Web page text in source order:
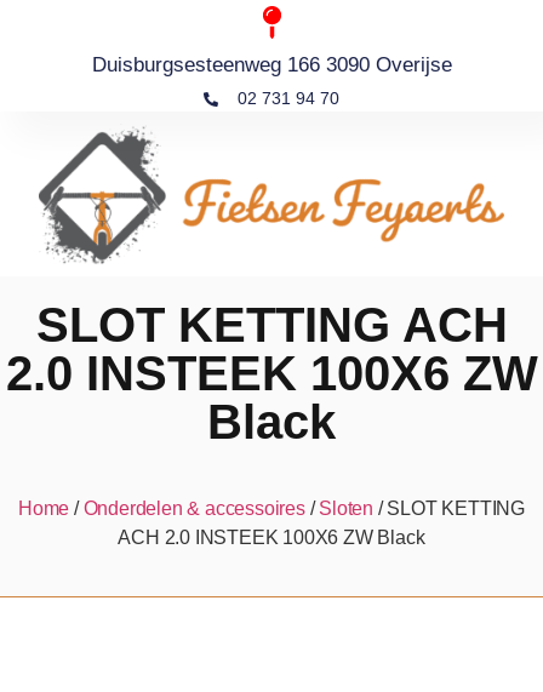
Duisburgsesteenweg 166 3090 Overijse
02 731 94 70
SLOT KETTING ACH
2.0 INSTEEK 100X6 ZW
Black
Home /Onderdelen & accessoires/Sloten / SLOT KETTING
ACH 2.0 INSTEEK 100X6 ZW Black